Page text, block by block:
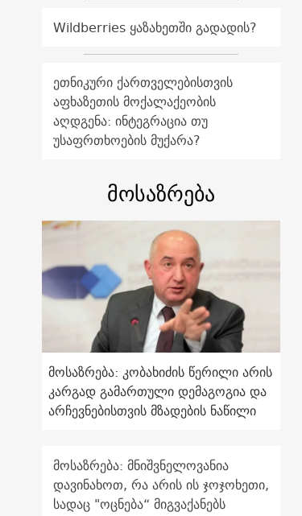
Wildberries ყაზახეთში გადადის?
ეთნიკური ქართველებისთვის
აფხაზეთის მოქალაქეობის
აღდგენა: ინტეგრაცია თუ
უსაფრთხოების მუქარა?
მოსაზრება
მოსაზრება: კობახიძის წერილი არის
კარგად გამართული დემაგოგია და
არჩევნებისთვის მზადების ნაწილი
მოსაზრება: მნიშვნელოვანია
დავინახოთ, რა არის ის ჯოჯოხეთი,
სადაც "ოცნება“ მიგვაქანებს